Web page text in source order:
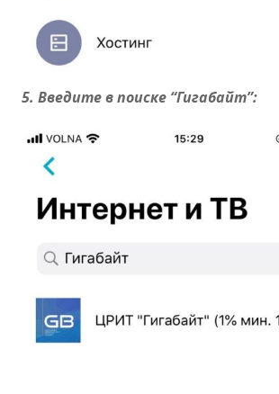
5. Введите в поиске “Гигабайт”: